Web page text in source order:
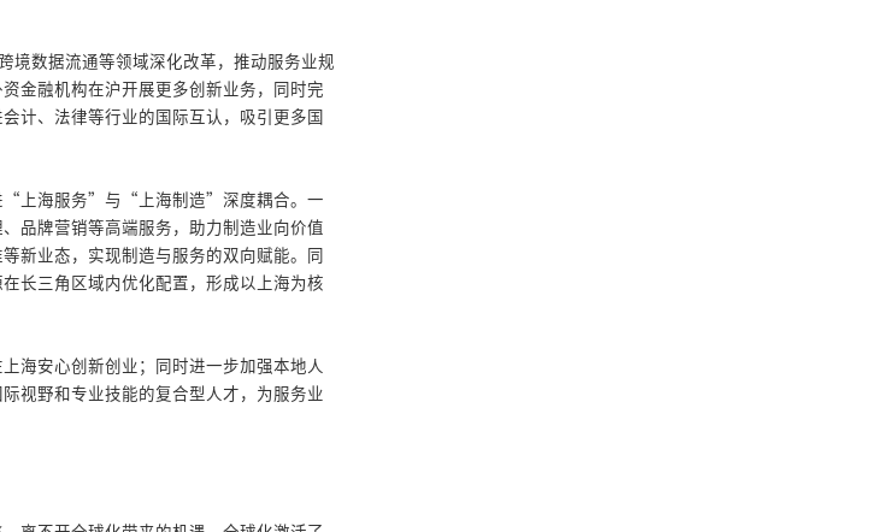
境数据流通等领域深化改革，推动服务业规
金融机构在沪开展更多创新业务，同时完
计、法律等行业的国际互认，吸引更多国
“上海服务”与“上海制造”深度耦合。一
品牌营销等高端服务，助力制造业向价值
新业态，实现制造与服务的双向赋能。同
长三角区域内优化配置，形成以上海为核
海安心创新创业；同时进一步加强本地人
视野和专业技能的复合型人才，为服务业